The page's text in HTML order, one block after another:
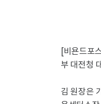
[비욘드포
부 대전청
김 원장은